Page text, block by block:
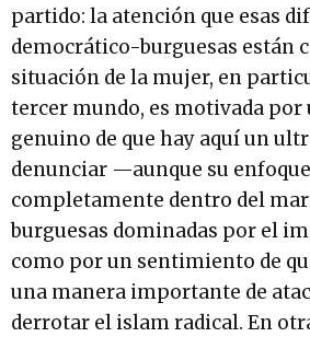
partido: la atención que esas
democrático-burguesas están
situación de la mujer, en
tercer mundo, es motivada
genuino de que hay aquí un
denunciar —aunque su
completamente dentro del
burguesas dominadas por el
como por un sentimiento de
una manera importante de
derrotar el islam radical. En